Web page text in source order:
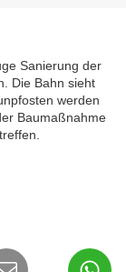
Sanierung der
Die Bahn sieht
werden
Baumaßnahme